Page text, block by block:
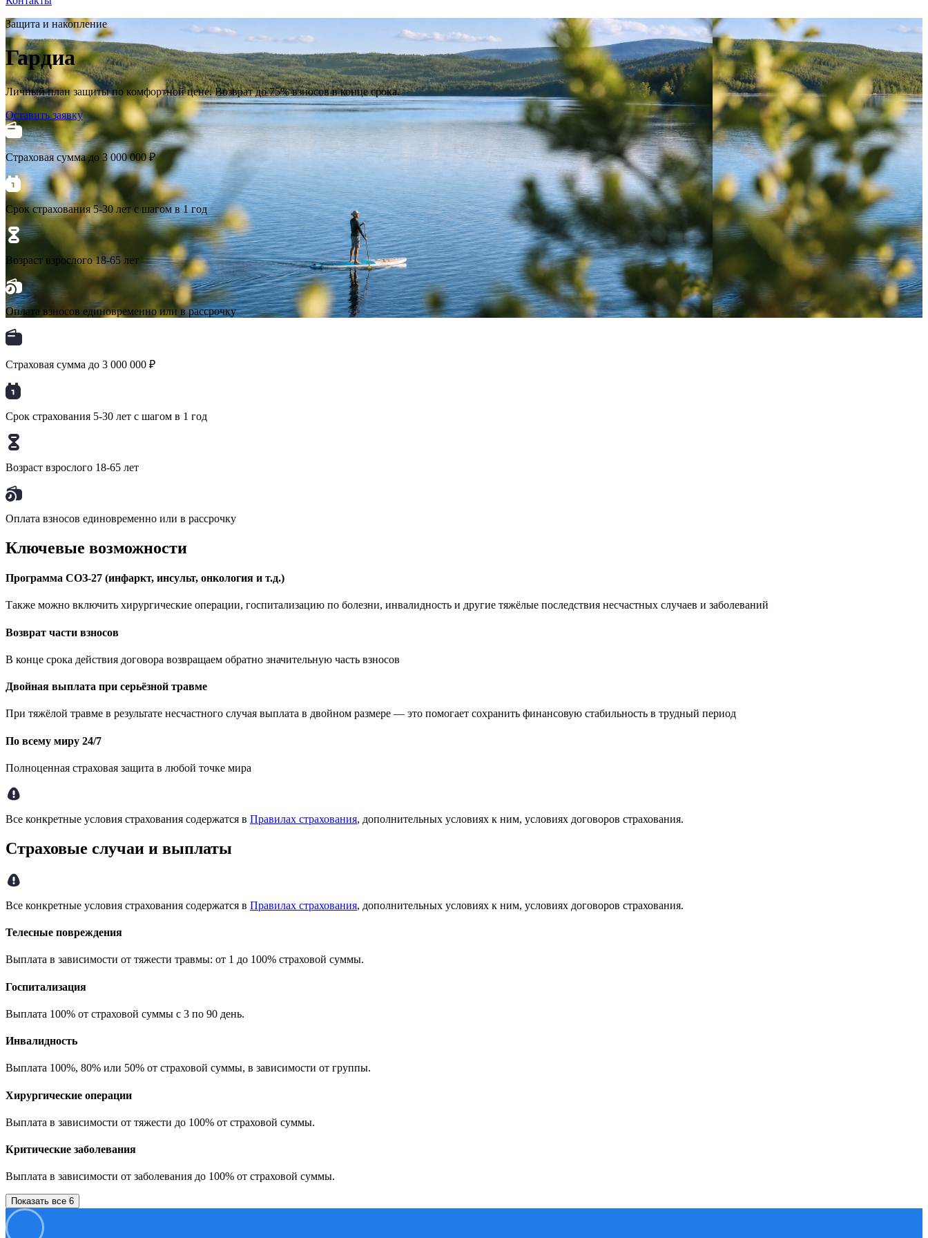
Защита и накопление
Гардиа
Личный план защиты по комфортной цене. Возврат до 75% взносов в конце срока.
Оставить заявку
Страховая сумма до 3 000 000 ₽
Срок страхования 5-30 лет с шагом в 1 год
Возраст взрослого 18-65 лет
Оплата взносов единовременно или в рассрочку
Страховая сумма до 3 000 000 ₽
Срок страхования 5-30 лет с шагом в 1 год
Возраст взрослого 18-65 лет
Оплата взносов единовременно или в рассрочку
Ключевые возможности
Программа СОЗ-27 (инфаркт, инсульт, онкология и т.д.)
Также можно включить хирургические операции, госпитализацию по болезни, инвалидность и другие тяжёлые последствия несчастных случаев и заболеваний
Возврат части взносов
В конце срока действия договора возвращаем обратно значительную часть взносов
Двойная выплата при серьёзной травме
При тяжёлой травме в результате несчастного случая выплата в двойном размере — это помогает сохранить финансовую стабильность в трудный период
По всему миру 24/7
Полноценная страховая защита в любой точке мира
Все конкретные условия страхования содержатся в Правилах страхования, дополнительных условиях к ним, условиях договоров страхования.
Страховые случаи и выплаты
Все конкретные условия страхования содержатся в Правилах страхования, дополнительных условиях к ним, условиях договоров страхования.
Телесные повреждения
Выплата в зависимости от тяжести травмы: от 1 до 100% страховой суммы.
Госпитализация
Выплата 100% от страховой суммы с 3 по 90 день.
Инвалидность
Выплата 100%, 80% или 50% от страховой суммы, в зависимости от группы.
Хирургические операции
Выплата в зависимости от тяжести до 100% от страховой суммы.
Критические заболевания
Выплата в зависимости от заболевания до 100% от страховой суммы.
Показать все 6